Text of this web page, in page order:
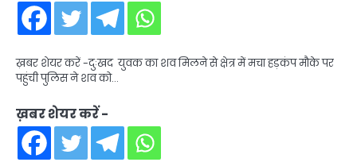
ख़बर शेयर करें -दुःखद युवक का शव मिलने से क्षेत्र में मचा हड़कंप मौके पर
पहुंची पुलिस ने शव को…
ख़बर शेयर करें -